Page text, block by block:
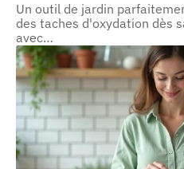
Un outil de jardin
des taches d'oxydation dès
avec…